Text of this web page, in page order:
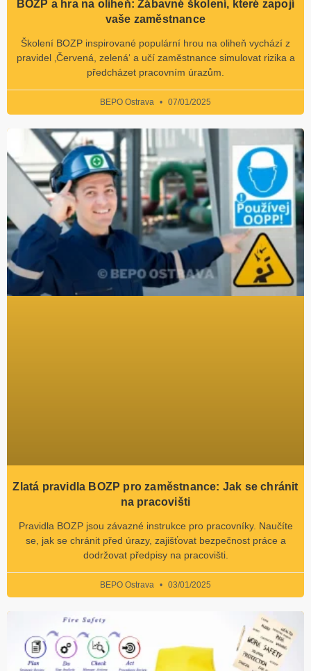
BOZP a hra na oliheň: Zábavné školení, které zapojí
vaše zaměstnance
Školení BOZP inspirované populární hrou na oliheň vychází z
pravidel ‚Červená, zelená‘ a učí zaměstnance simulovat rizika a
předcházet pracovním úrazům.
BEPO Ostrava 07/01/2025
Zlatá pravidla BOZP pro zaměstnance: Jak se chránit
na pracovišti
Pravidla BOZP jsou závazné instrukce pro pracovníky. Naučíte
se, jak se chránit před úrazy, zajišťovat bezpečnost práce a
dodržovat předpisy na pracovišti.
BEPO Ostrava 03/01/2025